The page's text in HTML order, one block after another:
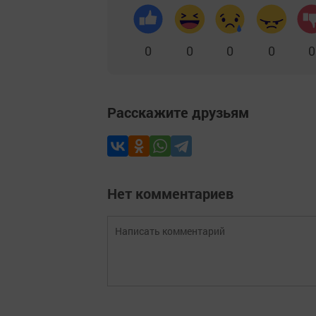
0 0 0 0 0
Расскажите друзьям
Нет комментариев